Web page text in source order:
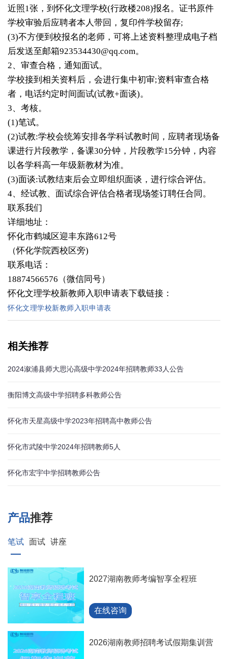
近照1张，到怀化文理学校(行政楼208)报名。证书原件
学校审验后应聘者本人带回，复印件学校留存;
(3)不方便到校报名的老师，可将上述资料整理成电子档
后发送至邮箱923534430@qq.com。
2、审查合格，通知面试。
学校接到相关资料后，会进行集中初审;资料审查合格
者，电话约定时间面试(试教+面谈)。
3、考核。
(1)笔试。
(2)试教:学校会统筹安排各学科试教时间，应聘者现场备
课进行片段教学，备课30分钟，片段教学15分钟，内容
以各学科高一年级新教材为准。
(3)面谈:试教结束后会立即组织面谈，进行综合评估。
4、经试教、面试综合评估合格者现场签订聘任合同。
联系我们
详细地址：
怀化市鹤城区迎丰东路612号
（怀化学院西校区旁)
联系电话：
18874566576（微信同号）
怀化文理学校新教师入职申请表下载链接：
怀化文理学校新教师入职申请表
相关推荐
2024溆浦县师大思沁高级中学2024年招聘教师33人公告
衡阳博文高级中学招聘多科教师公告
怀化市天星高级中学2023年招聘高中教师公告
怀化市武陵中学2024年招聘教师5人
怀化市宏宇中学招聘教师公告
产品推荐
笔试 面试 讲座
2027湖南教师考编智享全程班
在线咨询
2026湖南教师招聘考试假期集训营